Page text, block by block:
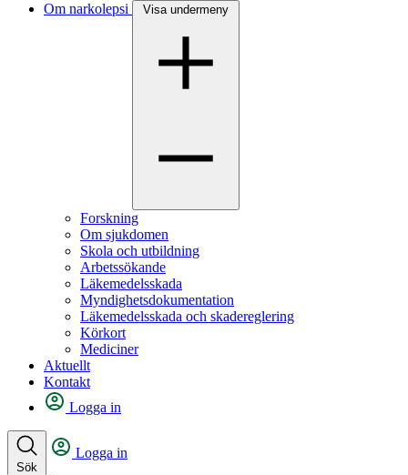
Om narkolepsi
Visa undermeny
Forskning
Om sjukdomen
Skola och utbildning
Arbetssökande
Läkemedelsskada
Myndighetsdokumentation
Läkemedelsskada och skadereglering
Körkort
Mediciner
Aktuellt
Kontakt
Logga in
Sök
Logga in